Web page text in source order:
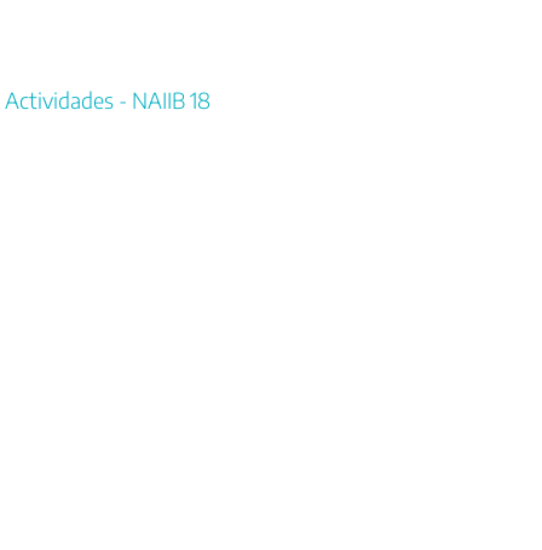
- NAIIB 18